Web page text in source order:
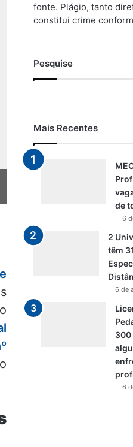
fonte. Plágio, tanto
constitui crime
Pesquise
Mais Recentes
de
6
2
têm
6 de
300
6